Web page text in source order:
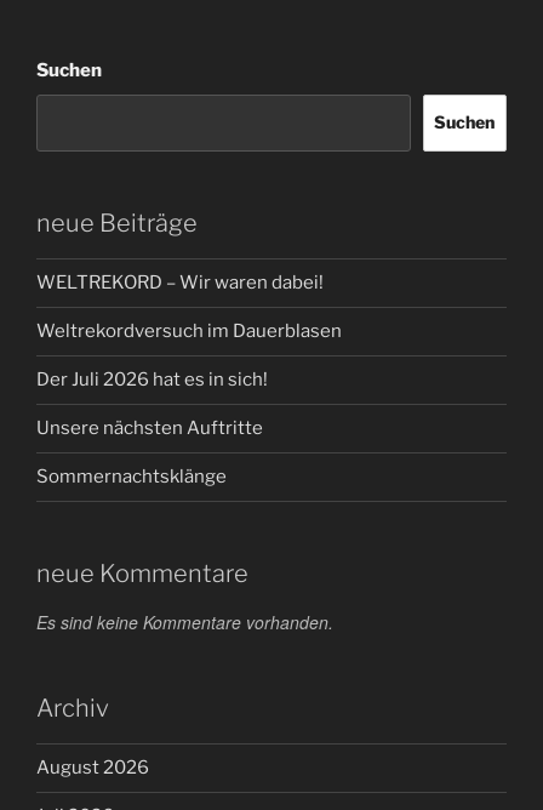
Suchen
Suchen
neue Beiträge
WELTREKORD – Wir waren dabei!
Weltrekordversuch im Dauerblasen
Der Juli 2026 hat es in sich!
Unsere nächsten Auftritte
Sommernachtsklänge
neue Kommentare
Es sind keine Kommentare vorhanden.
Archiv
August 2026